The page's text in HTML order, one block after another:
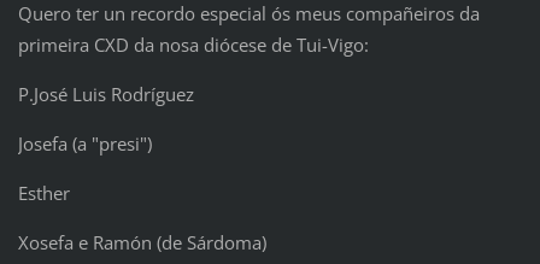
Quero ter un recordo especial ós meus compañeiros da
primeira CXD da nosa diócese de Tui-Vigo:
P.José Luis Rodríguez
Josefa (a "presi")
Esther
Xosefa e Ramón (de Sárdoma)